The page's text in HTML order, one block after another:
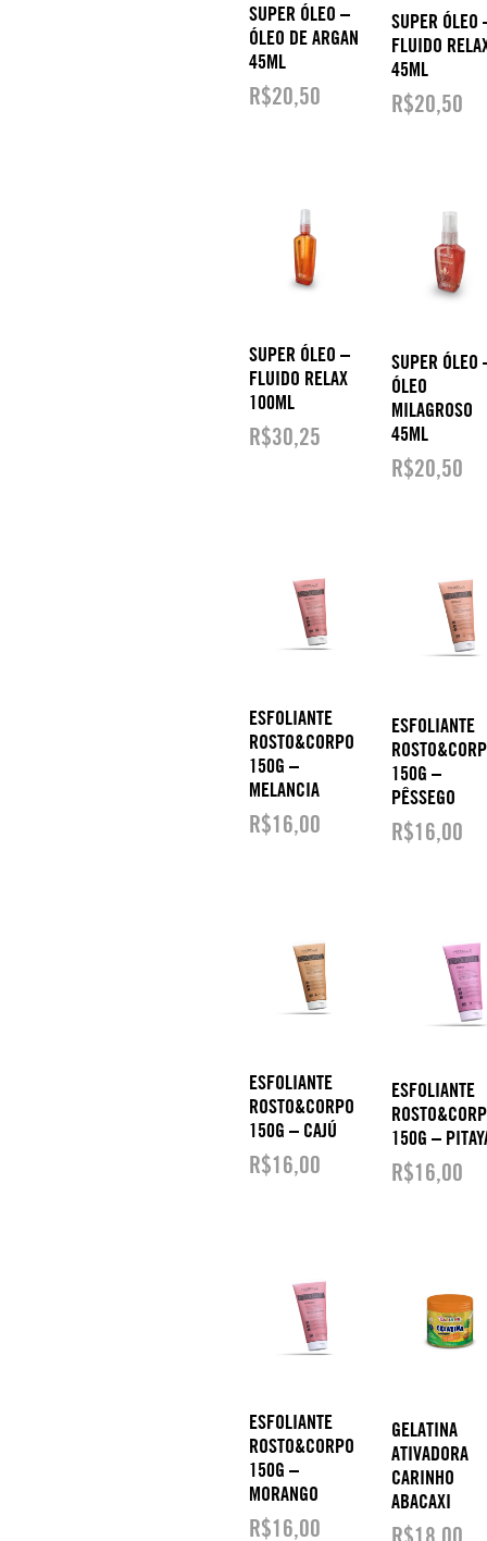
SUPER ÓLEO –
ÓLEO DE ARGAN
45ML
R$20,50
SUPER ÓLEO
FLUIDO
45ML
R$20,50
SUPER ÓLEO –
FLUIDO RELAX
100ML
R$30,25
SUPER ÓLEO
ÓLEO
MILAGROSO
45ML
R$20,50
ESFOLIANTE
ROSTO&CORPO
150G –
MELANCIA
R$16,00
ESFOLIANTE
150G –
PÊSSEGO
R$16,00
ESFOLIANTE
ROSTO&CORPO
150G – CAJÚ
R$16,00
ESFOLIANTE
150G –
R$16,00
ESFOLIANTE
ROSTO&CORPO
150G –
MORANGO
R$16,00
GELATINA
ATIVADORA
CARINHO
ABACAXI